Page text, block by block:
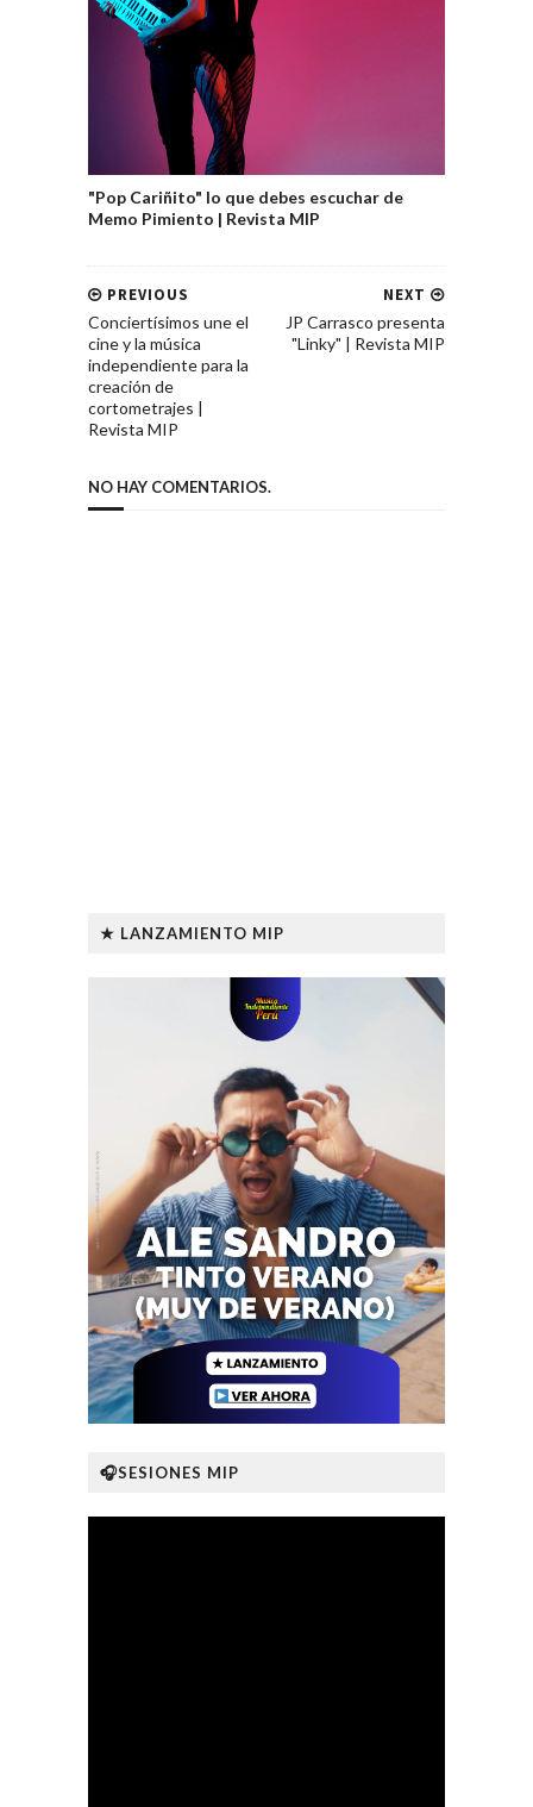
"Pop Cariñito" lo que debes escuchar de
Memo Pimiento | Revista MIP
NEXT
JP Carrasco presenta
"Linky" | Revista MIP
PREVIOUS
Conciertísimos une el
cine y la música
independiente para la
creación de
cortometrajes |
Revista MIP
NO HAY COMENTARIOS.
★ LANZAMIENTO MIP
🎧SESIONES MIP